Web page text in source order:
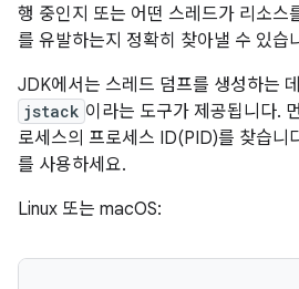
행 중인지 또는 어떤 스레드가 리소스
를 유발하는지 정확히 찾아낼 수 있습
JDK에서는 스레드 덤프를 생성하는
jstack 이라는 도구가 제공됩니다.
로세스의 프로세스 ID(PID)를 찾습니
를 사용하세요.
Linux 또는 macOS: